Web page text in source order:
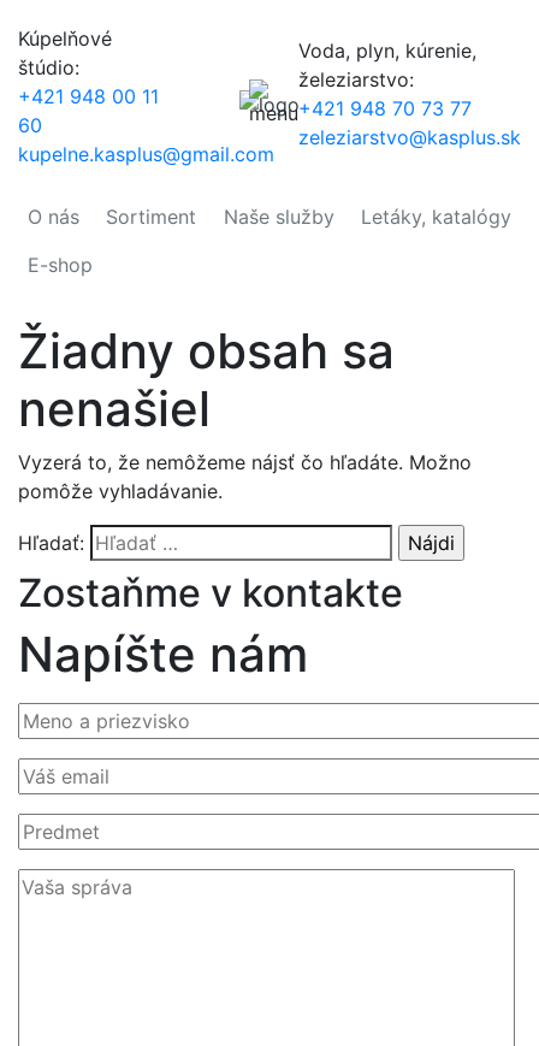
Kúpelňové
štúdio:
+421 948 00 11
60
kupelne.kasplus@gmail.com
Voda, plyn, kúrenie,
železiarstvo:
+421 948 70 73 77
zeleziarstvo@kasplus.sk
O nás Sortiment Naše služby
Letáky, katalógy
E-shop
Žiadny obsah sa
nenašiel
Vyzerá to, že nemôžeme nájsť čo hľadáte. Možno
pomôže vyhladávanie.
Hľadať:
Zostaňme v kontakte
Napíšte nám